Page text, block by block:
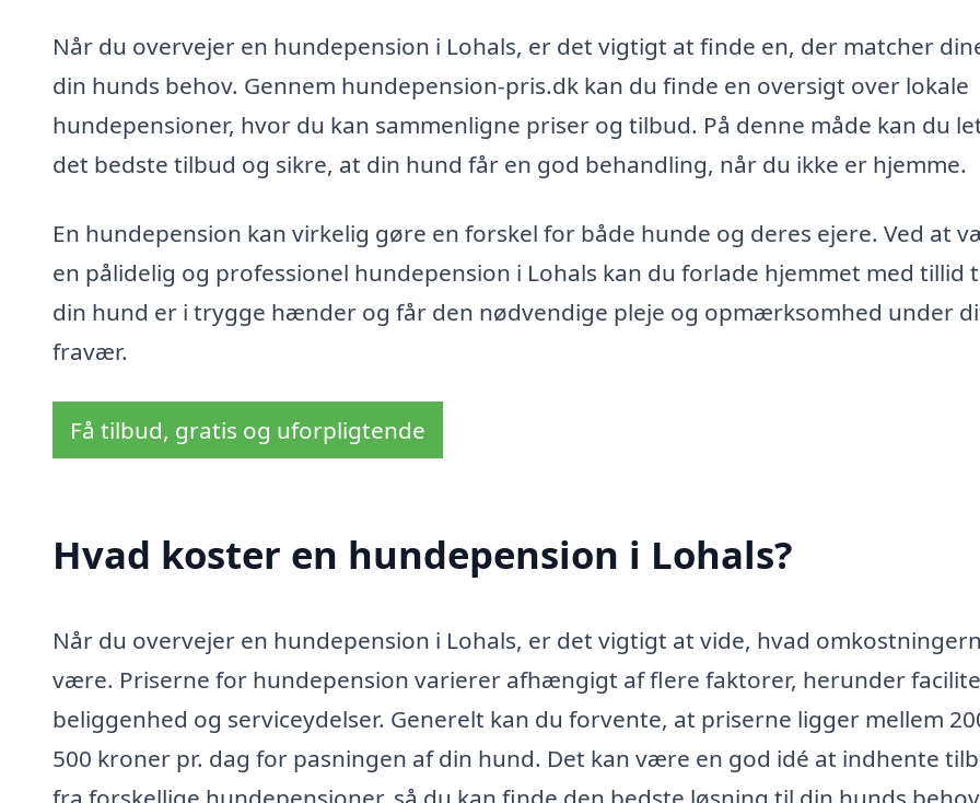
Når du overvejer en hundepension i Lohals, er det vigtigt at finde en, der matcher
din hunds behov. Gennem hundepension-pris.dk kan du finde en oversigt over lokale
hundepensioner, hvor du kan sammenligne priser og tilbud. På denne måde kan du
det bedste tilbud og sikre, at din hund får en god behandling, når du ikke er hjemme.
En hundepension kan virkelig gøre en forskel for både hunde og deres ejere. Ved at
en pålidelig og professionel hundepension i Lohals kan du forlade hjemmet med tillid
din hund er i trygge hænder og får den nødvendige pleje og opmærksomhed under
fravær.
Få tilbud, gratis og uforpligtende
Hvad koster en hundepension i Lohals?
Når du overvejer en hundepension i Lohals, er det vigtigt at vide, hvad
være. Priserne for hundepension varierer afhængigt af flere faktorer, herunder
beliggenhed og serviceydelser. Generelt kan du forvente, at priserne ligger mellem
500 kroner pr. dag for pasningen af din hund. Det kan være en god idé at indhente